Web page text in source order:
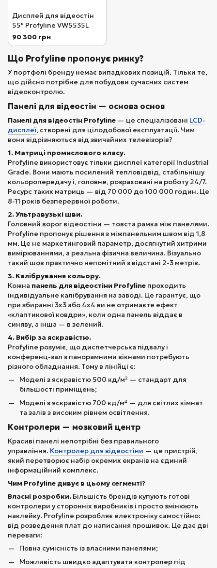
Дисплей для відеостін
55″ Profyline VW5535L
90 300 грн
Що Profyline пропонує ринку?
У портфелі бренду немає випадкових позицій. Тільки те,
що дійсно потрібне для побудови сучасних систем
відеоконтролю.
Панелі для відеостін — основа основ
Панелі для відеостін Profyline — це спеціалізовані LCD-
дисплеї, створені для цілодобової експлуатації. Чим
вони відрізняються від звичайних телевізорів?
1. Матриці промислового класу.
Profyline використовує тільки дисплеї категорії Industrial
Grade. Вони мають посилений тепловідвід, стабільнішу
кольоропередачу і, головне, розраховані на роботу 24/7.
Ресурс таких матриць — від 70 000 до 100 000 годин. Це
8-11 років безперервної роботи.
2. Ультравузькі шви.
Головний ворог відеостіни — товста рамка між панелями.
Profyline пропонує рішення з міжпанельним швом від 1,8
мм. Це не маркетинговий параметр, досягнутий хитрими
вимірюваннями, а реальна фізична величина. Візуально
такий шов практично непомітний з відстані 2-3 метрів.
3. Калібрування кольору.
Кожна панель для відеостіни Profyline проходить
індивідуальне калібрування на заводі. Це гарантує, що
при збиранні 3х3 або 4х4 ви не отримаєте ефект
«клаптикової ковдри», коли одна панель віддає в
синяву, а інша — в зелений.
4. Вибір за яскравістю.
Profyline розуміє, що диспетчерська підвалу і
конференц-зал з панорамними вікнами потребують
різного обладнання. Тому в лінійці є:
Моделі з яскравістю 500 кд/м² — стандарт для
більшості приміщень;
Моделі з яскравістю 700 кд/м² — для світлих кімнат
та залів з високим рівнем освітлення.
Контролери — мозковий центр
Красиві панелі непотрібні без правильного
управління. Контролер для відеостіни — це пристрій,
який перетворює набір окремих екранів на єдиний
інформаційний комплекс.
Чим Profyline дивує в цьому сегменті?
Власні розробки. Більшість брендів купують готові
контролери у сторонніх виробників і просто змінюють
наклейку. Profyline розробляє електроніку самостійно:
від розведення плат до написання прошивок. Це дає дві
переваги:
Повна сумісність із власними панелями;
Можливість швидко адаптувати контролер під